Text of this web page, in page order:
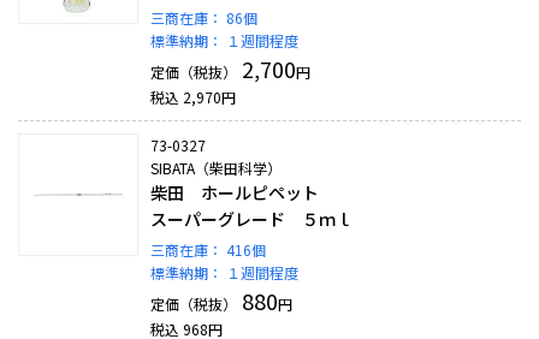
三商在庫： 86個
標準納期：
１週間程度
定価（税抜）
2,700円
税込 2,970円
73-0327
SIBATA（柴田科学）
柴田 ホールピペット
スーパーグレード ５ｍｌ
三商在庫： 416個
標準納期：
１週間程度
定価（税抜）
880円
税込 968円